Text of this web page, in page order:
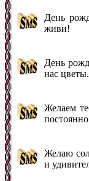
День
живи!
День
нас цветы.
Желаем
Желаю
и